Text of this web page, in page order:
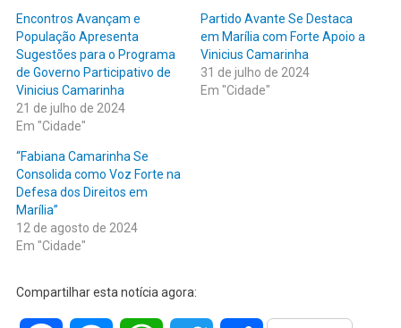
Encontros Avançam e
População Apresenta
Sugestões para o Programa
de Governo Participativo de
Vinicius Camarinha
21 de julho de 2024
Em "Cidade"
Partido Avante Se Destaca
em Marília com Forte Apoio a
Vinicius Camarinha
31 de julho de 2024
Em "Cidade"
“Fabiana Camarinha Se
Consolida como Voz Forte na
Defesa dos Direitos em
Marília”
12 de agosto de 2024
Em "Cidade"
Compartilhar esta notícia agora: